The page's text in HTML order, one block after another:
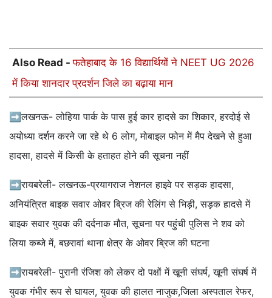
Also Read -फतेहाबाद के 16 विद्यार्थियों ने NEET UG 2026
में किया शानदार प्रदर्शन जिले का बढ़ाया मान
➡लखनऊ- लोहिया पार्क के पास हुई कार हादसे का शिकार, हरदोई से
अयोध्या दर्शन करने जा रहे थे 6 लोग, मोबाइल फोन में मैप देखने से हुआ
हादसा, हादसे में किसी के हताहत होने की सूचना नहीं
➡रायबरेली- लखनऊ-प्रयागराज नेशनल हाइवे पर सड़क हादसा,
अनियंत्रित बाइक सवार ओवर ब्रिज की रेलिंग से भिड़ी, सड़क हादसे में
बाइक सवार युवक की दर्दनाक मौत, सूचना पर पहुंची पुलिस ने शव को
लिया कब्जे में, बछरावां थाना क्षेत्र के ओवर ब्रिज की घटना
➡रायबरेली- पुरानी रंजिश को लेकर दो पक्षों में खूनी संघर्ष, खूनी संघर्ष में
युवक गंभीर रूप से घायल, युवक की हालत नाजुक,जिला अस्पताल रेफर,